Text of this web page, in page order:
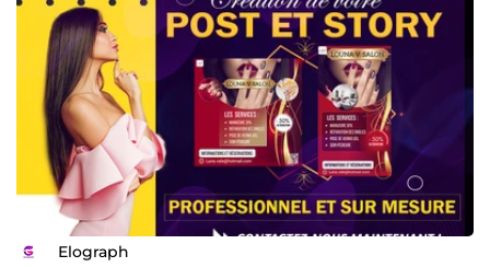
Elograph